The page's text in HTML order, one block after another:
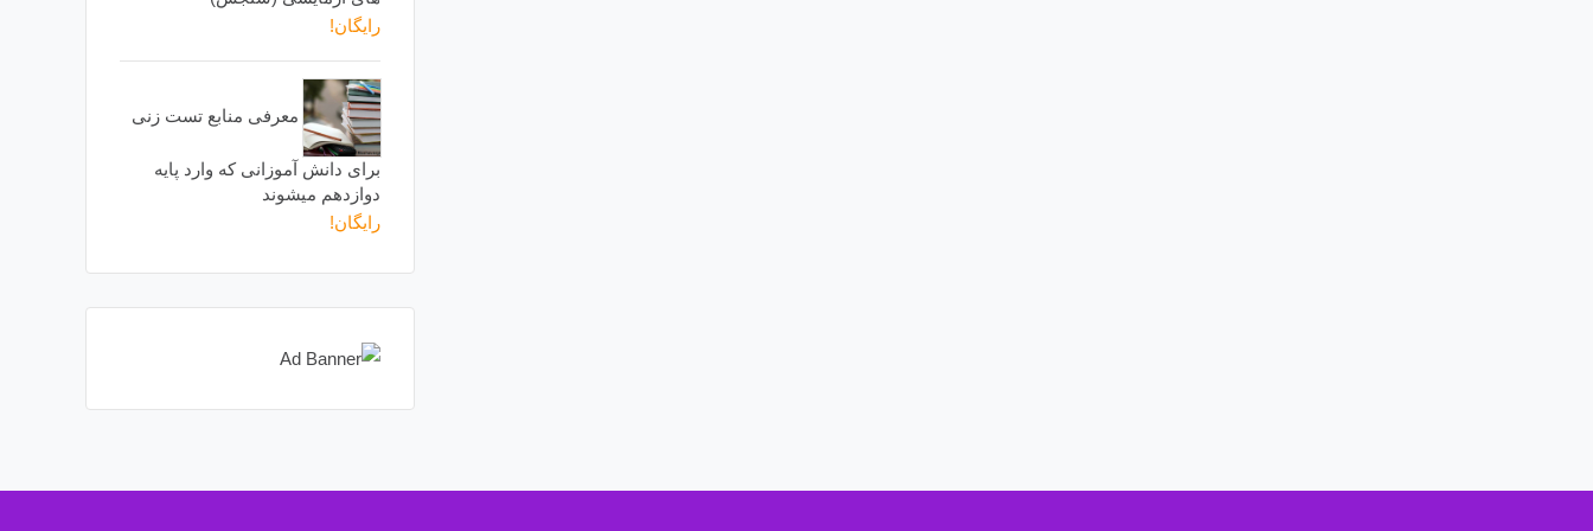
رایگان!
معرفی منابع تست زنی
برای دانش آموزانی که وارد پایه
دوازدهم میشوند
رایگان!